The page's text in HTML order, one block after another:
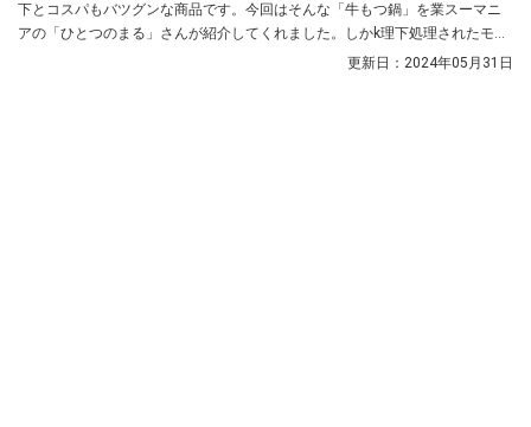
下とコスパもバツグンな商品です。今回はそんな「牛もつ鍋」を業スーマニ
アの「ひとつのまる」さんが紹介してくれました。しかk理下処理されたモツ
更新日： 2024年05月31日